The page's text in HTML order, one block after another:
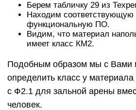
Берем табличку 29 из
Находим соответствующую
функциональную ПО.
Видим, что материал
имеет класс КМ2.
Подобным образом мы с Вами
определить класс у
с Ф2.1 для зальной арены
человек.